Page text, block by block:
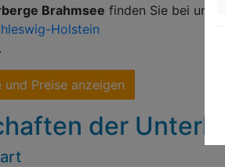
Brahmsee finden Sie bei uns
Holstein
.
und Preise anzeigen
der